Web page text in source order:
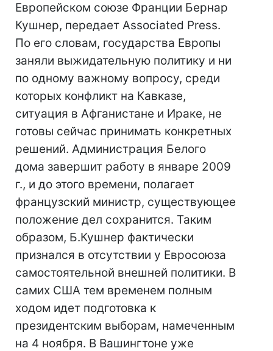
Европейском союзе Франции Бернар
Кушнер, передает Associated Press.
По его словам, государства Европы
заняли выжидательную политику и ни
по одному важному вопросу, среди
которых конфликт на Кавказе,
ситуация в Афганистане и Ираке, не
готовы сейчас принимать конкретных
решений. Администрация Белого
дома завершит работу в январе 2009
г., и до этого времени, полагает
французский министр, существующее
положение дел сохранится. Таким
образом, Б.Кушнер фактически
признался в отсутствии у Евросоюза
самостоятельной внешней политики. В
самих США тем временем полным
ходом идет подготовка к
президентским выборам, намеченным
на 4 ноября. В Вашингтоне уже